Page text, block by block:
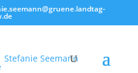
Stefanie Seemann